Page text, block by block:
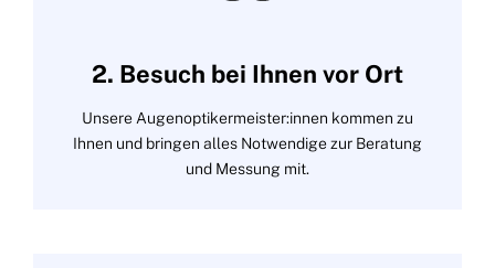
2. Besuch bei Ihnen vor Ort
Unsere Augenoptikermeister:innen kommen zu
Ihnen und bringen alles Notwendige zur Beratung
und Messung mit.